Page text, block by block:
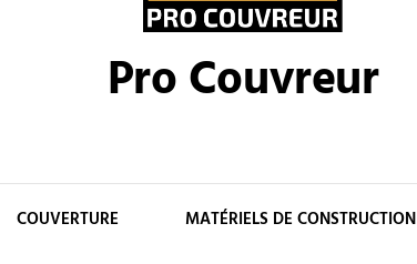
Pro Couvreur
COUVERTURE MATÉRIELS DE CONSTRUCTION